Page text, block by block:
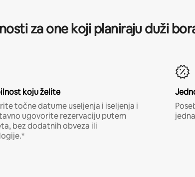
za one koji planiraju duži
koju želite
točne datume useljenja i iseljenja i
ugovorite rezervaciju putem
bez dodatnih obveza ili